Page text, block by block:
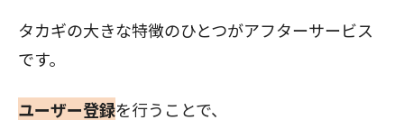
タカギの大きな特徴のひとつがアフターサービス
です。
ユーザー登録を行うことで、